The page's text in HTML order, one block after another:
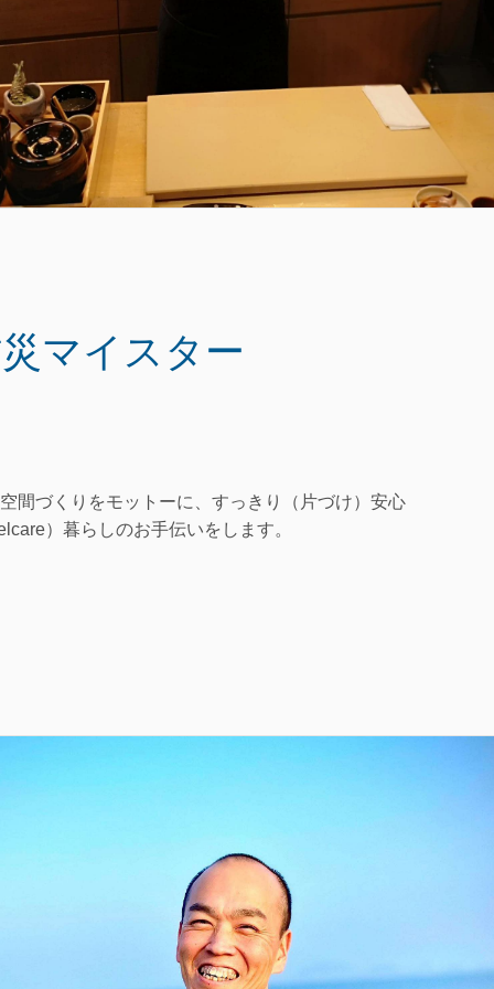
マイスター
間づくりをモットーに、すっきり（片づけ）安心
）暮らしのお手伝いをします。